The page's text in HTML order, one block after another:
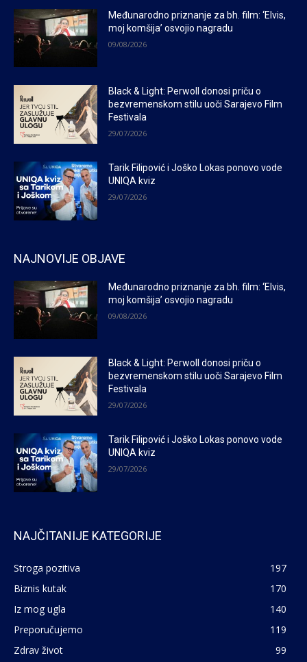
Međunarodno priznanje za bh. film: ‘Elvis,
moj komšija’ osvojio nagradu
09/08/2026
Black & Light: Perwoll donosi priču o
bezvremenskom stilu uoči Sarajevo Film
Festivala
29/07/2026
Tarik Filipović i Joško Lokas ponovo vode
UNIQA kviz
29/07/2026
NAJNOVIJE OBJAVE
Međunarodno priznanje za bh. film: ‘Elvis,
moj komšija’ osvojio nagradu
09/08/2026
Black & Light: Perwoll donosi priču o
bezvremenskom stilu uoči Sarajevo Film
Festivala
29/07/2026
Tarik Filipović i Joško Lokas ponovo vode
UNIQA kviz
29/07/2026
NAJČITANIJE KATEGORIJE
Stroga pozitiva
197
Biznis kutak
170
Iz mog ugla
140
Preporučujemo
119
Zdrav život
99